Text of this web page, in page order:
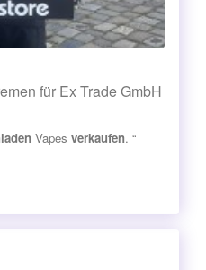
für Ex Trade GmbH
Vapes verkaufen. “